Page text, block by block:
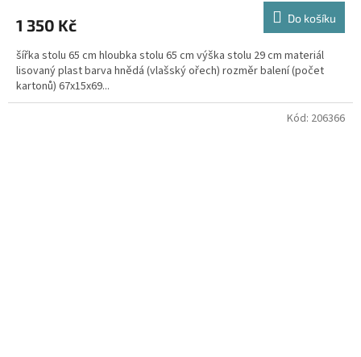
1 350 Kč Do košíku
šířka stolu 65 cm hloubka stolu 65 cm výška stolu 29 cm materiál
lisovaný plast barva hnědá (vlašský ořech) rozměr balení (počet
kartonů) 67x15x69...
Kód: 206366